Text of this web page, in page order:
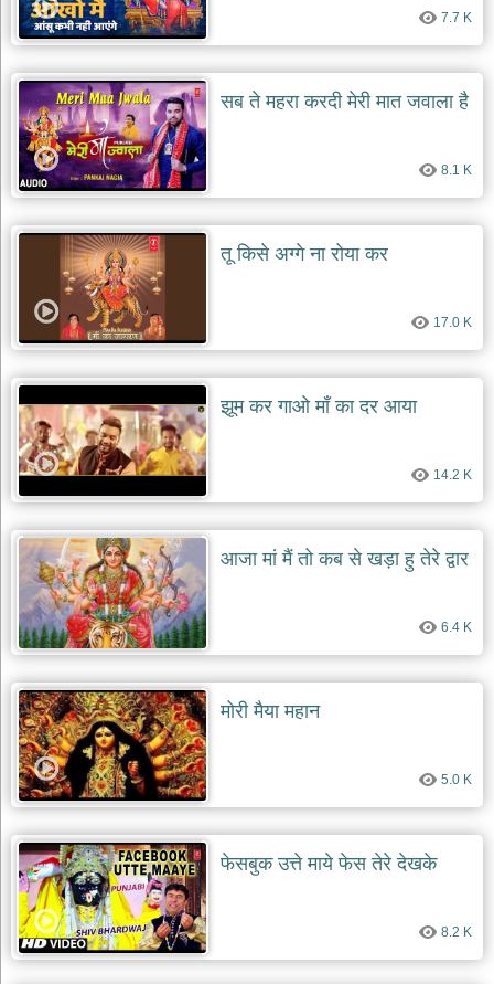
7.7 K
सब ते महरा करदी मेरी मात जवाला है
8.1 K
तू किसे अग्गे ना रोया कर
17.0 K
झूम कर गाओ माँ का दर आया
14.2 K
आजा मां मैं तो कब से खड़ा हु तेरे द्वार
6.4 K
मोरी मैया महान
5.0 K
फेसबुक उत्ते माये फेस तेरे देखके
8.2 K